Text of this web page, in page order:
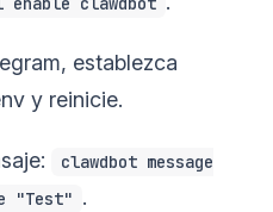
establezca
y reinicie.
clawdbot message
"Test" .